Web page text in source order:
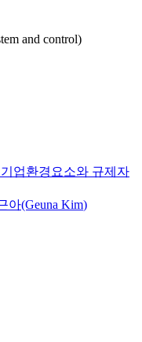
and control)
업환경요소와 규제자
아(Geuna Kim)